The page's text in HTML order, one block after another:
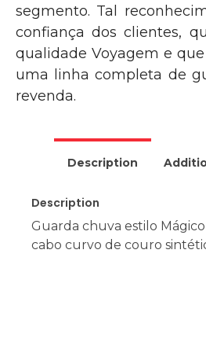
segmento. Tal
confiança dos clientes,
qualidade Voyagem e
uma linha completa de
revenda.
Description
Description
Guarda chuva estilo
cabo curvo de couro